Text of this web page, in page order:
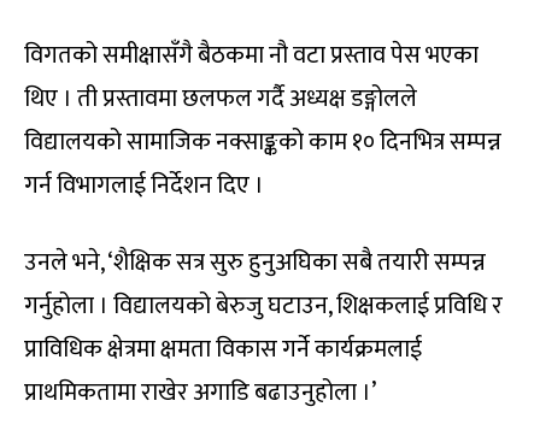
विगतको समीक्षासँगै बैठकमा नौ वटा प्रस्ताव पेस भएका
थिए । ती प्रस्तावमा छलफल गर्दै अध्यक्ष डङ्गोलले
विद्यालयको सामाजिक नक्साङ्कको काम १० दिनभित्र सम्पन्न
गर्न विभागलाई निर्देशन दिए ।
उनले भने, ‘शैक्षिक सत्र सुरु हुनुअघिका सबै तयारी सम्पन्न
गर्नुहोला । विद्यालयको बेरुजु घटाउन, शिक्षकलाई प्रविधि र
प्राविधिक क्षेत्रमा क्षमता विकास गर्ने कार्यक्रमलाई
प्राथमिकतामा राखेर अगाडि बढाउनुहोला ।’